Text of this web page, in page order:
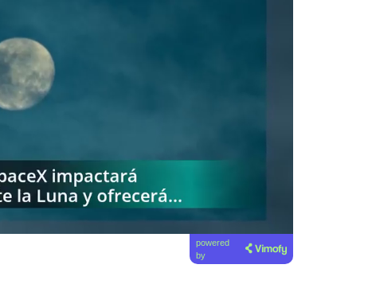
powered
by